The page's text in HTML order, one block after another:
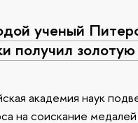
ученый
получил
академия наук
на соискание